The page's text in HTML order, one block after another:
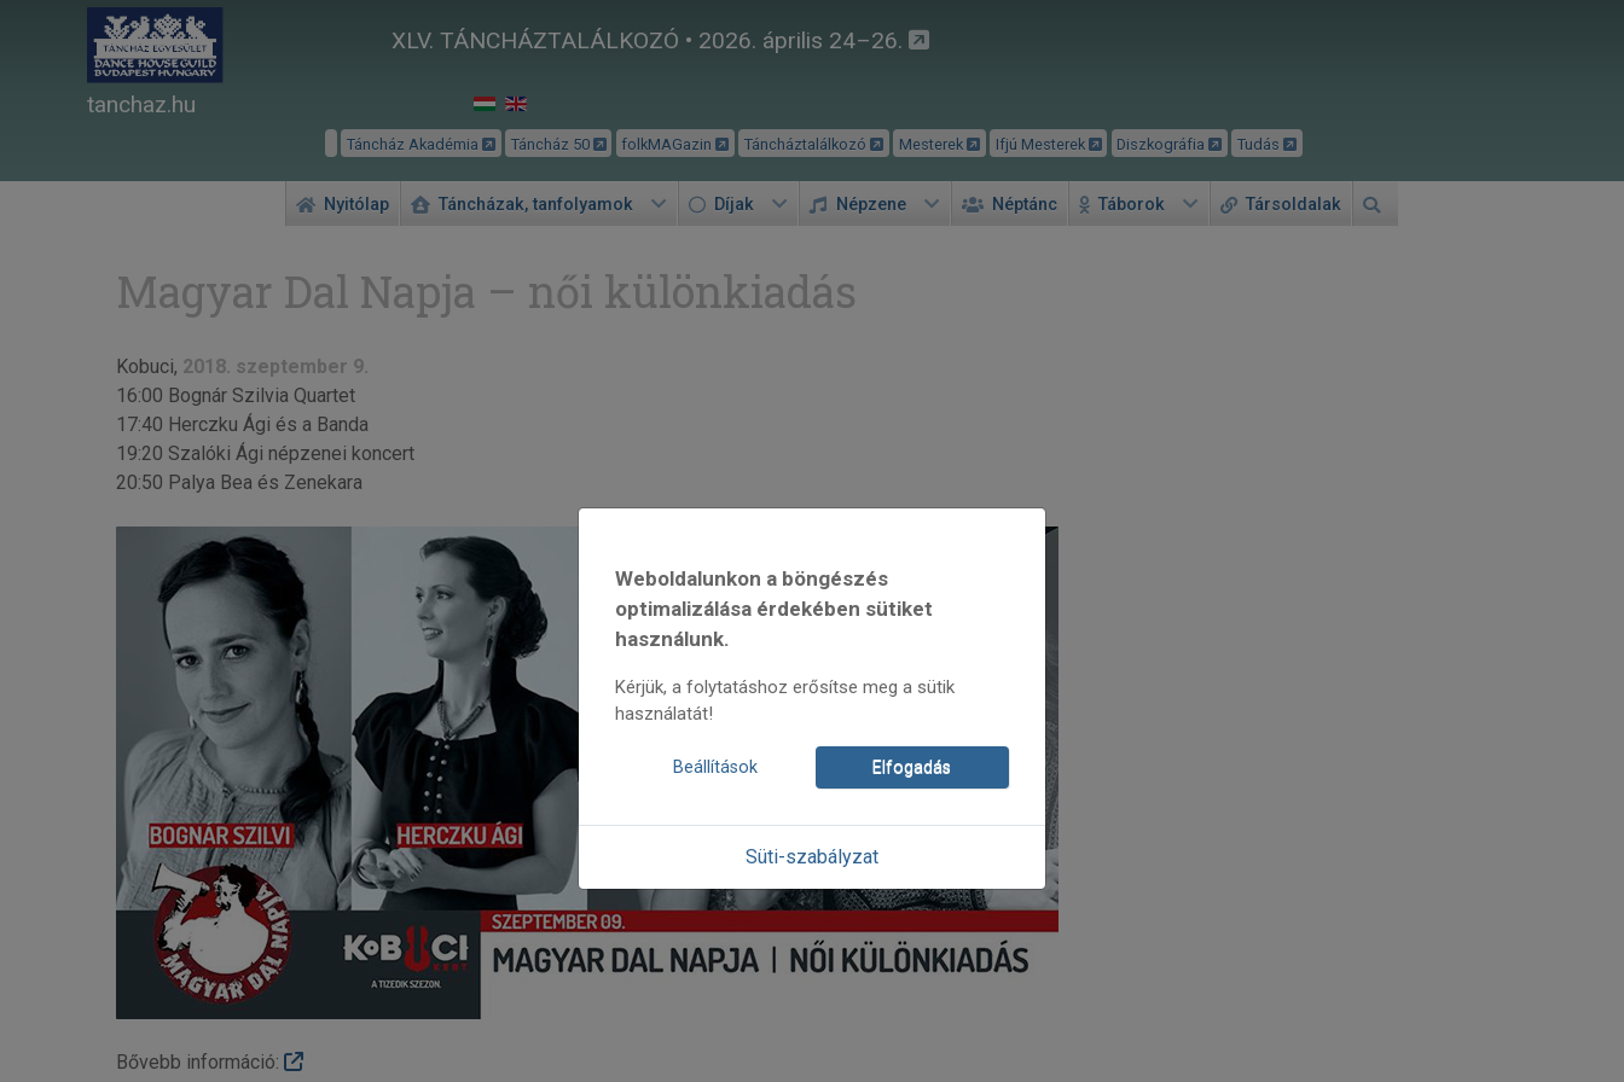
XLV. TÁNCHÁZTALÁLKOZÓ • 2026. április 24–26.
tanchaz.hu
Táncház Akadémia Táncház 50 folkMAGazin Táncháztalálkozó Mesterek Ifjú Mesterek Diszkográfia Tudás
Nyitólap Táncházak, tanfolyamok Díjak Népzene Néptánc Táborok Társoldalak
Magyar Dal Napja – női különkiadás
Kobuci, 2018. szeptember 9.
16:00 Bognár Szilvia Quartet
17:40 Herczku Ági és a Banda
19:20 Szalóki Ági népzenei koncert
20:50 Palya Bea és Zenekara
Bővebb információ:
Weboldalunkon a böngészés
optimalizálása érdekében sütiket
használunk.
Kérjük, a folytatáshoz erősítse meg a sütik
használatát!
Beállítások Elfogadás
Süti-szabályzat